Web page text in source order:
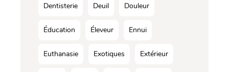
Dentisterie Deuil Douleur
Éducation Éleveur Ennui
Euthanasie Exotiques Extérieur